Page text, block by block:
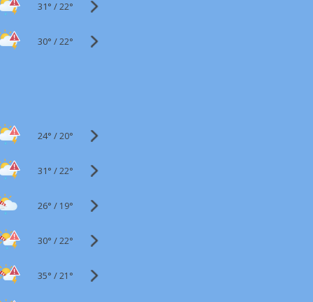
31° /22°
30° /22°
24° /20°
31° /22°
26° / 19°
30° /22°
35° /21°